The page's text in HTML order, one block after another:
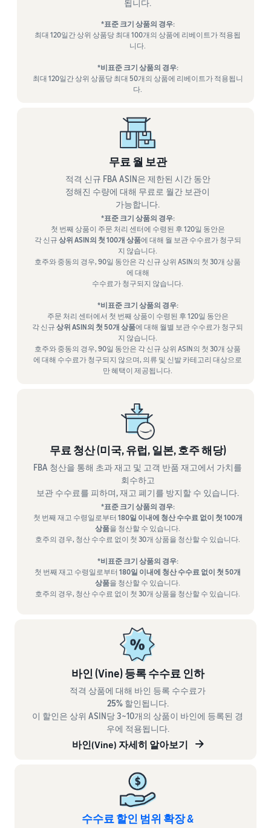
됩니다.
*표준 크기 상품의 경우:
최대 120일간 상위 상품당 최대 100개의 상품에 리베이트가 적용됩
니다.
*비표준 크기 상품의 경우:
최대 120일간 상위 상품당 최대 50개의 상품에 리베이트가 적용됩니
다.
무료 월 보관
적격 신규 FBA ASIN은 제한된 시간 동안
정해진 수량에 대해 무료로 월간 보관이
가능합니다.
*표준 크기 상품의 경우:
첫 번째 상품이 주문 처리 센터에 수령된 후 120일 동안은
각 신규 상위 ASIN의 첫 100개 상품에 대해 월 보관 수수료가 청구되
지 않습니다.
호주와 중동의 경우, 90일 동안은 각 신규 상위 ASIN의 첫 30개 상품
에 대해
수수료가 청구되지 않습니다.
*비표준 크기 상품의 경우:
주문 처리 센터에서 첫 번째 상품이 수령된 후 120일 동안은
각 신규 상위 ASIN의 첫 50개 상품에 대해 월별 보관 수수료가 청구되
지 않습니다.
호주와 중동의 경우, 90일 동안은 각 신규 상위 ASIN의 첫 30개 상품
에 대해 수수료가 청구되지 않으며, 의류 및 신발 카테고리 대상으로
만 혜택이 제공됩니다.
무료 청산 (미국, 유럽, 일본, 호주 해당)
FBA 청산을 통해 초과 재고 및 고객 반품 재고에서 가치를
회수하고
보관 수수료를 피하며, 재고 폐기를 방지할 수 있습니다.
*표준 크기 상품의 경우:
첫 번째 재고 수령일로부터 180일 이내에 청산 수수료 없이 첫 100개
상품을 청산할 수 있습니다.
호주의 경우, 청산 수수료 없이 첫 30개 상품을 청산할 수 있습니다.
*비표준 크기 상품의 경우:
첫 번째 재고 수령일로부터 180일 이내에 청산 수수료 없이 첫 50개
상품을 청산할 수 있습니다.
호주의 경우, 청산 수수료 없이 첫 30개 상품을 청산할 수 있습니다.
바인 (Vine) 등록 수수료 인하
적격 상품에 대해 바인 등록 수수료가
25% 할인됩니다.
이 할인은 상위 ASIN당 3~10개의 상품이 바인에 등록된 경
우에 적용됩니다.
바인(Vine) 자세히 알아보기
수수료 할인 범위 확장 &